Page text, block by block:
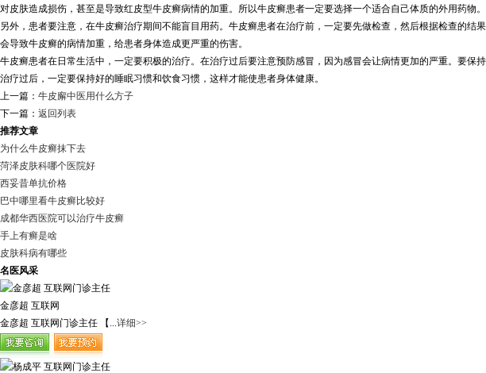
对皮肤造成损伤，甚至是导致红皮型牛皮癣病情的加重。所以牛皮癣患者一定要选择一个适合自己体质的外用药物。
另外，患者要注意，在牛皮癣治疗期间不能盲目用药。牛皮癣患者在治疗前，一定要先做检查，然后根据检查的
会导致牛皮癣的病情加重，给患者身体造成更严重的伤害。
牛皮癣患者在日常生活中，一定要积极的治疗。在治疗过后要注意预防感冒，因为感冒会让病情更加的严重。要
治疗过后，一定要保持好的睡眠习惯和饮食习惯，这样才能使患者身体健康。
上一篇： 牛皮廨中医用什么方子
下一篇： 返回列表
推荐文章
为什么牛皮癣抹下去
菏泽皮肤科哪个医院好
西妥昔单抗价格
巴中哪里看牛皮癣比较好
成都华西医院可以治疗牛皮癣
手上有癣是啥
皮肤科病有哪些
名医风采
金彦超 互联网
金彦超 互联网门诊主任 【...详细>>